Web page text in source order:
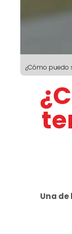
¿Cómo puedo
Una